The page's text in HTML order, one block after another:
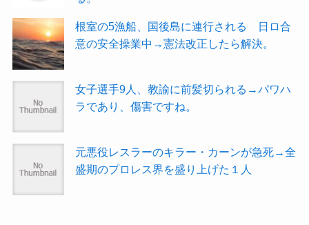
根室の5漁船、国後島に連行される 日ロ合
意の安全操業中→憲法改正したら解決。
女子選手9人、教諭に前髪切られる→パワハ
ラであり、傷害ですね。
元悪役レスラーのキラー・カーンが急死→全
盛期のプロレス界を盛り上げた１人